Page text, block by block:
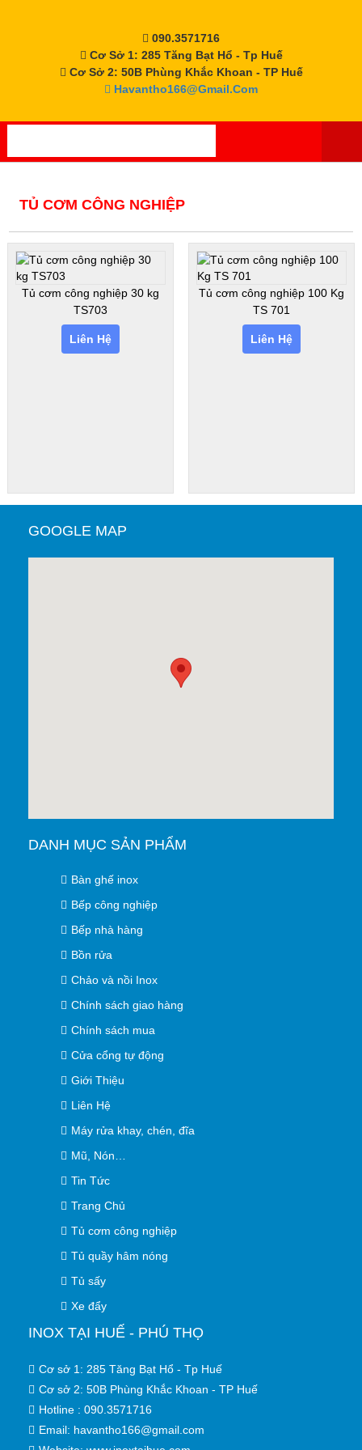
090.3571716
Cơ Sở 1: 285 Tăng Bạt Hổ - Tp Huế
Cơ Sở 2: 50B Phùng Khắc Khoan - TP Huế
Havantho166@gmail.com
TỦ CƠM CÔNG NGHIỆP
Tủ cơm công nghiệp 30 kg
TS703
Liên Hệ
Tủ cơm công nghiệp 100 Kg
TS 701
Liên Hệ
GOOGLE MAP
DANH MỤC SẢN PHẨM
Bàn ghế inox
Bếp công nghiệp
Bếp nhà hàng
Bồn rửa
Chảo và nồi Inox
Chính sách giao hàng
Chính sách mua
Cửa cổng tự động
Giới Thiệu
Liên Hệ
Máy rửa khay, chén, đĩa
Mũ, Nón…
Tin Tức
Trang Chủ
Tủ cơm công nghiệp
Tủ quầy hâm nóng
Tủ sấy
Xe đẩy
INOX TẠI HUẾ - PHÚ THỌ
Cơ sở 1: 285 Tăng Bạt Hổ - Tp Huế
Cơ sở 2: 50B Phùng Khắc Khoan - TP Huế
Hotline : 090.3571716
Email: havantho166@gmail.com